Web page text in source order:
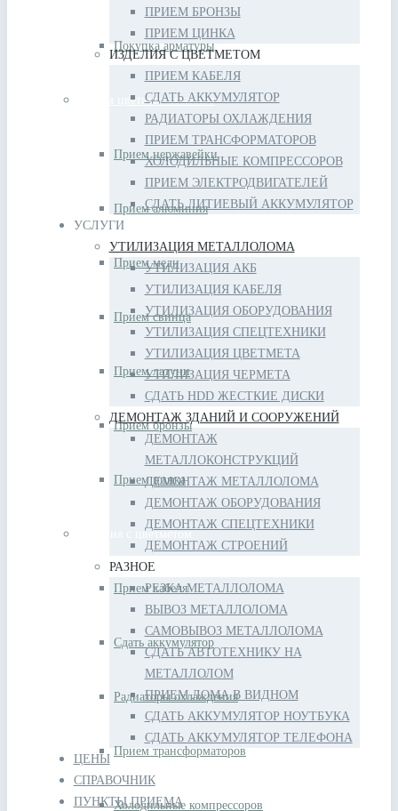
Покупка арматуры
Прием цветных металлов
Прием нержавейки
Прием алюминия
Прием меди
Прием свинца
Прием латуни
Прием бронзы
Прием цинка
Изделия с цветметом
Прием кабеля
Сдать аккумулятор
Радиаторы охлаждения
Прием трансформаторов
Холодильные компрессоров
ПРИЕМ БРОНЗЫ
ПРИЕМ ЦИНКА
ИЗДЕЛИЯ С ЦВЕТМЕТОМ
ПРИЕМ КАБЕЛЯ
СДАТЬ АККУМУЛЯТОР
РАДИАТОРЫ ОХЛАЖДЕНИЯ
ПРИЕМ ТРАНСФОРМАТОРОВ
ХОЛОДИЛЬНЫЕ КОМПРЕССОРОВ
ПРИЕМ ЭЛЕКТРОДВИГАТЕЛЕЙ
СДАТЬ ЛИТИЕВЫЙ АККУМУЛЯТОР
УСЛУГИ
УТИЛИЗАЦИЯ МЕТАЛЛОЛОМА
УТИЛИЗАЦИЯ АКБ
УТИЛИЗАЦИЯ КАБЕЛЯ
УТИЛИЗАЦИЯ ОБОРУДОВАНИЯ
УТИЛИЗАЦИЯ СПЕЦТЕХНИКИ
УТИЛИЗАЦИЯ ЦВЕТМЕТА
УТИЛИЗАЦИЯ ЧЕРМЕТА
СДАТЬ HDD ЖЕСТКИЕ ДИСКИ
ДЕМОНТАЖ ЗДАНИЙ И СООРУЖЕНИЙ
ДЕМОНТАЖ
МЕТАЛЛОКОНСТРУКЦИЙ
ДЕМОНТАЖ МЕТАЛЛОЛОМА
ДЕМОНТАЖ ОБОРУДОВАНИЯ
ДЕМОНТАЖ СПЕЦТЕХНИКИ
ДЕМОНТАЖ СТРОЕНИЙ
РАЗНОЕ
РЕЗКА МЕТАЛЛОЛОМА
ВЫВОЗ МЕТАЛЛОЛОМА
САМОВЫВОЗ МЕТАЛЛОЛОМА
СДАТЬ АВТОТЕХНИКУ НА
МЕТАЛЛОЛОМ
ПРИЕМ ЛОМА В ВИДНОМ
СДАТЬ АККУМУЛЯТОР НОУТБУКА
СДАТЬ АККУМУЛЯТОР ТЕЛЕФОНА
ЦЕНЫ
СПРАВОЧНИК
ПУНКТЫ ПРИЕМА